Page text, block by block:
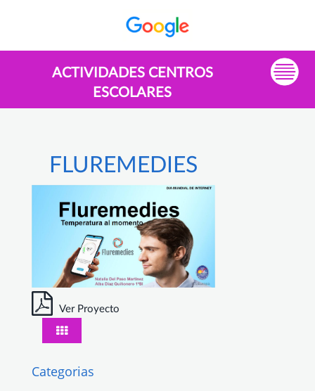
ACTIVIDADES CENTROS
ESCOLARES
FLUREMEDIES
Ver Proyecto
Categorias